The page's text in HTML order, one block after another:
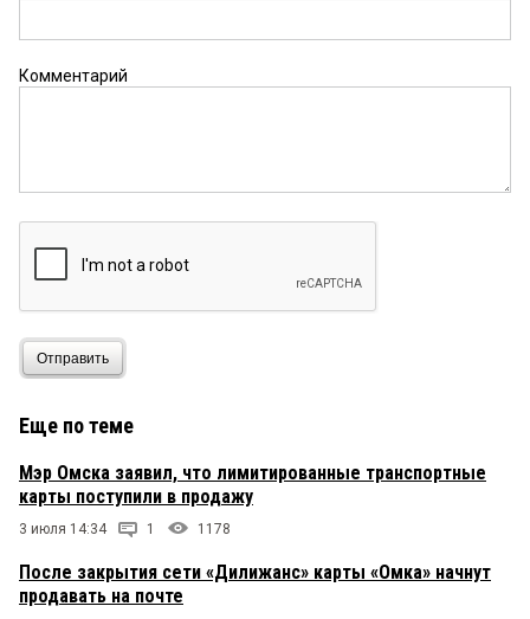
Комментарий
Отправить
Еще по теме
Мэр Омска заявил, что лимитированные транспортные
карты поступили в продажу
3 июля 14:34 1 1178
После закрытия сети «Дилижанс» карты «Омка» начнут
продавать на почте